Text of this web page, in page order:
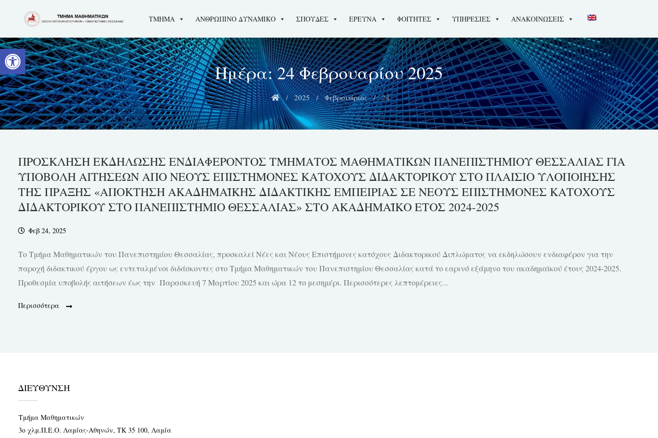
Ανοίξτε τη γραμμή εργαλείων
ΤΜΗΜΑ ΑΝΘΡΩΠΙΝΟ ΔΥΝΑΜΙΚΟ ΣΠΟΥΔΕΣ ΕΡΕΥΝΑ ΦΟΙΤΗΤΕΣ ΥΠΗΡΕΣΙΕΣ ΑΝΑΚΟΙΝΩΣΕΙΣ
Ημέρα:24 Φεβρουαρίου 2025
2025 Φεβρουάριος 24
ΠΡΟΣΚΛΗΣΗ ΕΚΔΗΛΩΣΗΣ ΕΝΔΙΑΦΕΡΟΝΤΟΣ ΤΜΗΜΑΤΟΣ ΜΑΘΗΜΑΤΙΚΩΝ ΠΑΝΕΠΙΣΤΗΜΙΟΥ ΘΕΣΣΑΛΙΑΣ ΓΙΑ
ΥΠΟΒΟΛΗ ΑΙΤΗΣΕΩΝ ΑΠΟ ΝΕΟΥΣ ΕΠΙΣΤΗΜΟΝΕΣ ΚΑΤΟΧΟΥΣ ΔΙΔΑΚΤΟΡΙΚΟΥ ΣΤΟ ΠΛΑΙΣΙΟ ΥΛΟΠΟΙΗΣΗΣ
ΤΗΣ ΠΡΑΞΗΣ «ΑΠΟΚΤΗΣΗ ΑΚΑΔΗΜΑΪΚΗΣ ΔΙΔΑΚΤΙΚΗΣ ΕΜΠΕΙΡΙΑΣ ΣΕ ΝΕΟΥΣ ΕΠΙΣΤΗΜΟΝΕΣ ΚΑΤΟΧΟΥΣ
ΔΙΔΑΚΤΟΡΙΚΟΥ ΣΤΟ ΠΑΝΕΠΙΣΤΗΜΙΟ ΘΕΣΣΑΛΙΑΣ» ΣΤΟ ΑΚΑΔΗΜΑΪΚΟ ΕΤΟΣ 2024-2025
Φεβ 24, 2025
Το Τμήμα Μαθηματικών του Πανεπιστημίου Θεσσαλίας, προσκαλεί Νέες και Νέους Επιστήμονες κατόχους Διδακτορικού Διπλώματος να εκδηλώσουν ενδιαφέρον για την
παροχή διδακτικού έργου ως εντεταλμένοι διδάσκοντες στο Τμήμα Μαθηματικών του Πανεπιστημίου Θεσσαλίας κατά το εαρινό εξάμηνο του ακαδημαϊκού έτους 2024-2025.
Προθεσμία υποβολής αιτήσεων έως την Παρασκευή 7 Μαρτίου 2025 και ώρα 12 το μεσημέρι. Περισσότερες λεπτομέρειες...
Περισσότερα
ΔΙΕΥΘΥΝΣΗ
Τμήμα Μαθηματικών
3ο χλμ.Π.Ε.Ο. Λαμίας-Αθηνών, ΤΚ 35 100, Λαμία